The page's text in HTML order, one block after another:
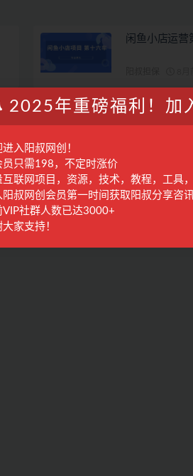
闲鱼小店运营
读书赚钱实战
2025年重磅福利！加
入阳叔网创！
员只需198，不定时涨价
互联网项目，资源，技术，教程，工具，
阳叔网创会员第一时间获取阳叔分享咨讯
VIP社群人数已达3000+
家支持！